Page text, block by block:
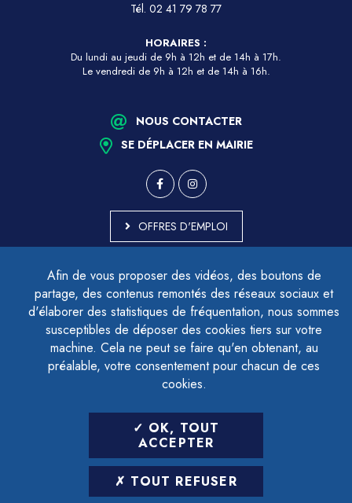
Afin de vous proposer des vidéos, des boutons de
partage, des contenus remontés des réseaux sociaux et
d'élaborer des statistiques de fréquentation, nous sommes
susceptibles de déposer des cookies tiers sur votre
machine. Cela ne peut se faire qu'en obtenant, au
préalable, votre consentement pour chacun de ces
cookies.
OK, TOUT
ACCEPTER
TOUT REFUSER
Tél. 02 41 79 78 77
HORAIRES :
Du lundi au jeudi de 9h à 12h et de 14h à 17h.
Le vendredi de 9h à 12h et de 14h à 16h.
NOUS CONTACTER
SE DÉPLACER EN MAIRIE
OFFRES D'EMPLOI
ACCESSIBILITÉ - PARTIELLEMENT CONFORME
PLAN DU SITE
MENTIONS LÉGALES
CONTACTER LE DÉLÉGUÉ À LA PROTECTION DES DONNÉES
GESTION DES COOKIES
LETTRE D'INFORMATION
SAISIR VOTRE ADRESSE E-MAIL
POUR VOUS INSCRIRE :